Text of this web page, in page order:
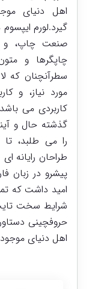
اهل دنیای
گیرد.لورم
صنعت چاپ، و
چاپگرها و
سطرآنچنان که
مورد نیاز، و
کاربردی می
گذشته حال و
را می طلبد، تا
طراحان رایانه
پیشرو در زبان
امید داشت که
شرایط سخت
حروفچینی
اهل دنیای